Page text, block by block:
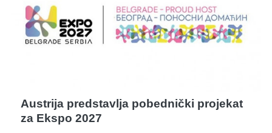
Austrija predstavlja pobednički projekat
za Ekspo 2027